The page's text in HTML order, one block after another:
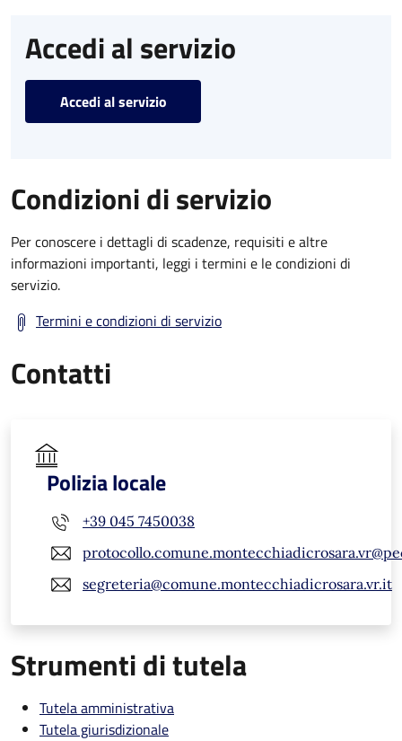
Accedi al servizio
Accedi al servizio
Condizioni di servizio
Per conoscere i dettagli di scadenze, requisiti e altre
informazioni importanti, leggi i termini e le condizioni di
servizio.
Termini e condizioni di servizio
Contatti
Polizia locale
+39 045 7450038
segreteria@comune.montecchiadicrosara.vr.it
Strumenti di tutela
Tutela amministrativa
Tutela giurisdizionale